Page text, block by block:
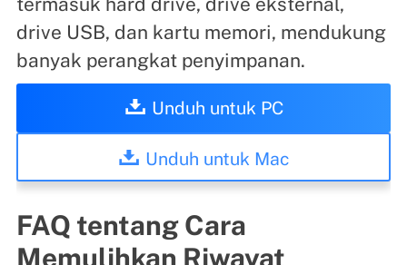
drive USB, dan kartu memori, mendukung
banyak perangkat penyimpanan.
Unduh untuk PC
Unduh untuk Mac
FAQ tentang Cara
Memulihkan Riwayat